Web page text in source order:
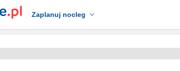
Zaplanuj nocleg